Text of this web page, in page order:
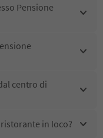
Pensione
centro di
in loco?